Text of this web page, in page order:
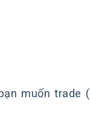
muốn trade